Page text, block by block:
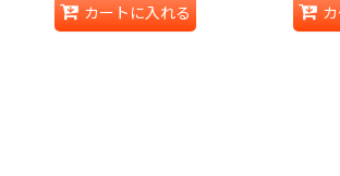
カートに入れる